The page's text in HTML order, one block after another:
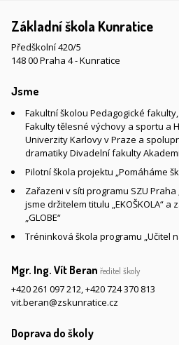
Základní škola Kunratice
Předškolní 420/5
148 00 Praha 4 - Kunratice
Jsme
Fakultní školou Pedagogické
Fakulty tělesné výchovy a sportu a
Univerzity Karlovy v Praze a
dramatiky Divadelní fakulty
Pilotní škola projektu „Pomáháme
Zařazeni v síti programu SZU
jsme držitelem titulu „EKOŠKOLA“
„GLOBE“
Tréninková škola programu „Učitel
Mgr. Ing. Vít Beran ředitel školy
+420 261 097 212,+420 724 370 813
vit.beran@zskunratice.cz
Doprava do školy